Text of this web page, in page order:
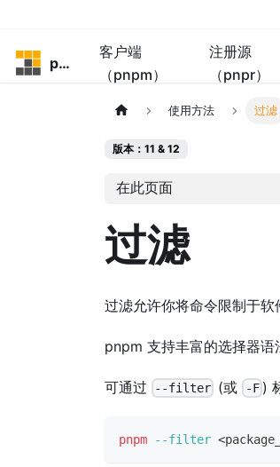
pnpm
客户端
（pnpm）
注册源
（pnpr）
使用方法 过滤
版本：11 & 12
在此页面
过滤
过滤允许你将命令限制于软
pnpm 支持丰富的选择器语
可通过 --filter (或 -F)
pnpm --filter <